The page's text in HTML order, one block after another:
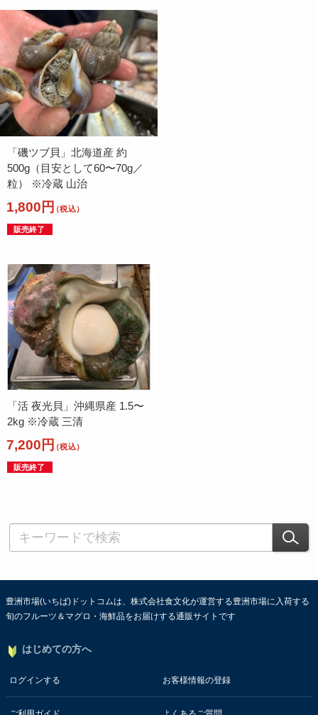
「磯ツブ貝」北海道産 約
500g（目安として60〜70g／
粒） ※冷蔵 山治
1,800円（税込）
販売終了
「活 夜光貝」沖縄県産 1.5〜
2kg ※冷蔵 三清
7,200円（税込）
販売終了
豊洲市場(いちば)ドットコムは、株式会社食文化が運営する豊洲市場に入荷する
旬のフルーツ＆マグロ・海鮮品をお届けする通販サイトです
はじめての方へ
ログインする お客様情報の登録